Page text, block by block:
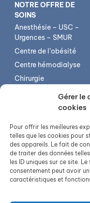
Gérer le
cookies
Pour offrir les meilleures
telles que les cookies pour
des appareils. Le fait de
de traiter des données
les ID uniques sur ce site.
consentement peut avoir
caractéristiques et
NOTRE OFFRE DE
SOINS
Anesthésie – USC –
Urgences – SMUR
Centre de l’obésité
Centre hémodialyse
Chirurgie
Imagerie médicale
Psychiatrie
Services transversaux
Soins de suite et de
réadaptation
Unité soins longue